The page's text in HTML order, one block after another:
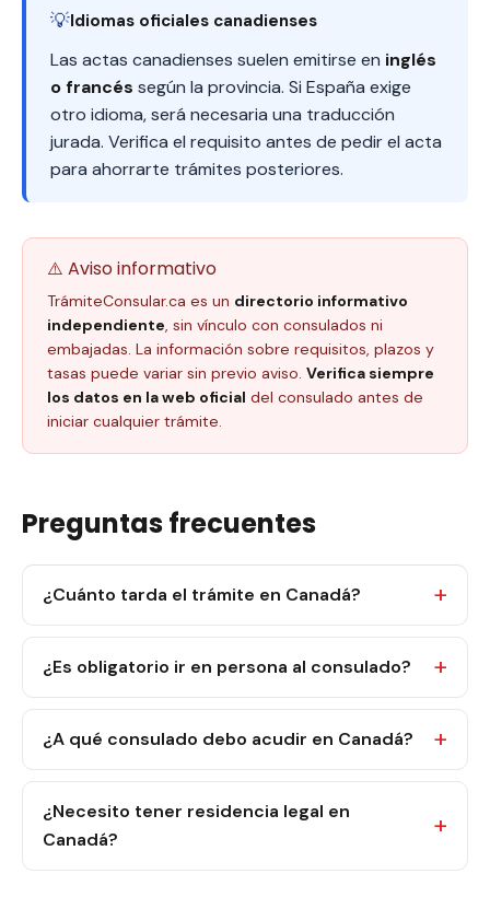
💡Idiomas oficiales canadienses
Las actas canadienses suelen emitirse en inglés
o francés según la provincia. Si España exige
otro idioma, será necesaria una traducción
jurada. Verifica el requisito antes de pedir el acta
para ahorrarte trámites posteriores.
⚠️ Aviso informativo
TrámiteConsular.ca es un directorio informativo
independiente, sin vínculo con consulados ni
embajadas. La información sobre requisitos, plazos y
tasas puede variar sin previo aviso. Verifica siempre
los datos en la web oficial del consulado antes de
iniciar cualquier trámite.
Preguntas frecuentes
¿Cuánto tarda el trámite en Canadá?
¿Es obligatorio ir en persona al consulado?
¿A qué consulado debo acudir en Canadá?
¿Necesito tener residencia legal en
Canadá?